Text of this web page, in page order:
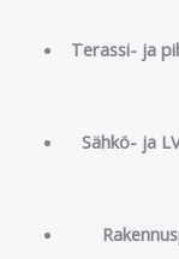
Terassi- ja
Sähkö- ja